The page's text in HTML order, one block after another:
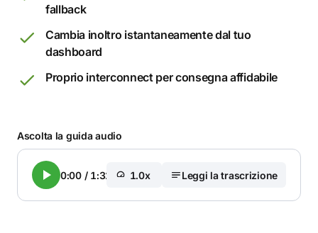
fallback
Cambia inoltro istantaneamente dal tuo
dashboard
Proprio interconnect per consegna affidabile
Ascolta la guida audio
0:00/ 1:32 1.0x Leggi la trascrizione